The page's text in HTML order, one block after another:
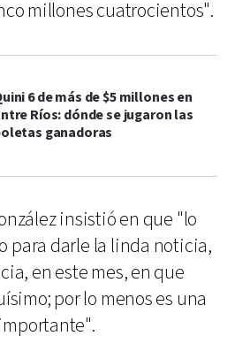
millones cuatrocientos".
6 de más de $5 millones en
Ríos: dónde se jugaron las
ganadoras
insistió en que "lo
para darle la linda noticia,
en este mes, en que
por lo menos es una